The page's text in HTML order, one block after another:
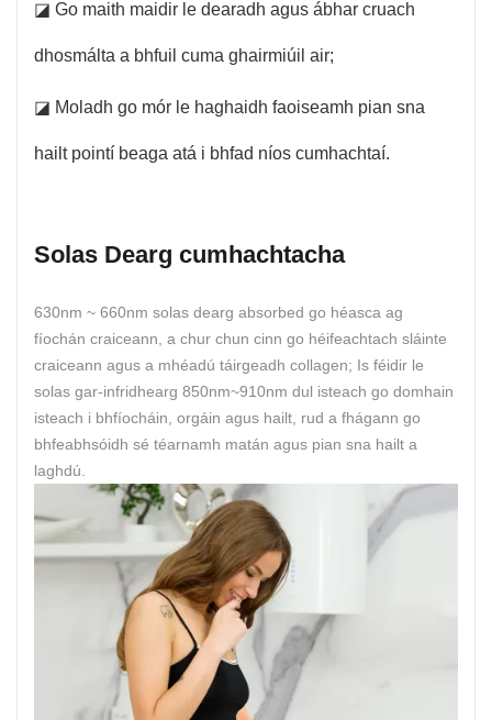
◪ Go maith maidir le dearadh agus ábhar cruach
dhosmálta a bhfuil cuma ghairmiúil air;
◪ Moladh go mór le haghaidh faoiseamh pian sna
hailt pointí beaga atá i bhfad níos cumhachtaí.
Solas Dearg cumhachtacha
630nm ~ 660nm solas dearg absorbed go héasca ag
fíochán craiceann, a chur chun cinn go héifeachtach sláinte
craiceann agus a mhéadú táirgeadh collagen; Is féidir le
solas gar-infridhearg 850nm~910nm dul isteach go domhain
isteach i bhfíocháin, orgáin agus hailt, rud a fhágann go
bhfeabhsóidh sé téarnamh matán agus pian sna hailt a
laghdú.